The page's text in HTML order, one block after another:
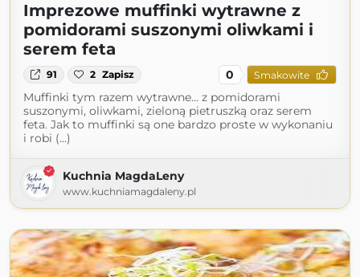
Imprezowe muffinki wytrawne z
pomidorami suszonymi oliwkami i
serem feta
91 2 Zapisz 0 Smakowite
Muffinki tym razem wytrawne... z pomidorami
suszonymi, oliwkami, zieloną pietruszką oraz serem
feta. Jak to muffinki są one bardzo proste w wykonaniu
i robi (...)
Kuchnia MagdaLeny
www.kuchniamagdaleny.pl